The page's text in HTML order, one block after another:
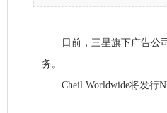
日前，三星旗下广告公司
务。
Cheil Worldwide将发行